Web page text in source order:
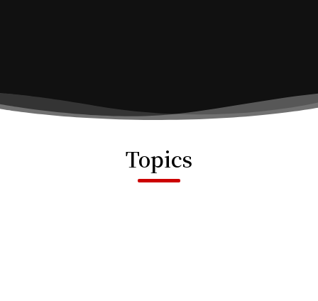
Topics